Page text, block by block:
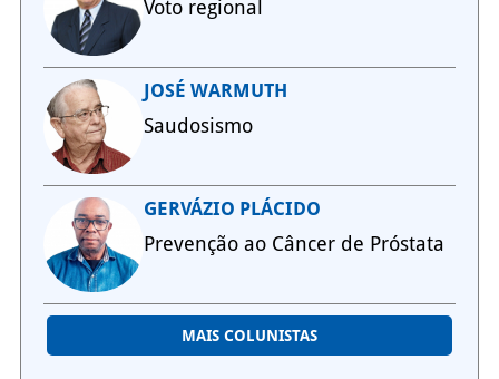
Voto regional
JOSÉ WARMUTH
Saudosismo
GERVÁZIO PLÁCIDO
Prevenção ao Câncer de Próstata
MAIS COLUNISTAS